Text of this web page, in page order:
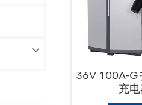
36V 100A-G
充